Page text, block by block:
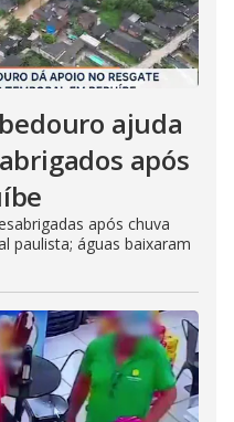
ajuda
após
após chuva
paulista; águas baixaram